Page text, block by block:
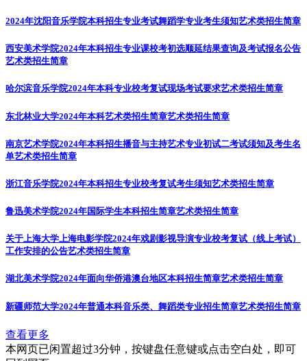
2024年沈阳音乐学院本科招生专业考试舞蹈学专业考生须知艺术类招生简章
西安美术学院2024年本科招生专业课校考初选顺延结果查询及考试报名公告
艺术类招生简章
哈尔滨音乐学院2024年本科专业校考复试现场考试要求艺术类招生简章
东北林业大学2024年本科艺术类招生简章艺术类招生简章
南京艺术学院2024年本科招生播音与主持艺术专业初试二考试须知及考生名
单艺术类招生简章
浙江音乐学院2024年本科招生专业校考复试考生须知艺术类招生简章
鲁迅美术学院2024年国际学生本科招生简章艺术类招生简章
关于上海大学上海电影学院2024年戏剧影视导演专业校考复试（线上考试）
工作安排的公告艺术类招生简章
湖北美术学院2024年面向华侨港澳台地区本科招生简章艺术类招生简章
新疆师范大学2024年普通本科音乐类、舞蹈类专业招生简章艺术类招生简章
查看更多
本网页已闲置超过3分钟，按键盘任意键或点击空白处，即可